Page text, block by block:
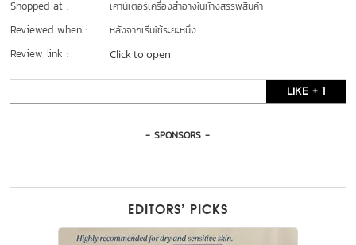
Shopped at : เคาน์เตอร์เครื่องสำอางในห้างสรรพสินค้า
Reviewed when : หลังจากเริ่มใช้ระยะหนึ่ง
Review link : Click to open
LIKE + 1
- SPONSORS -
EDITORS’ PICKS